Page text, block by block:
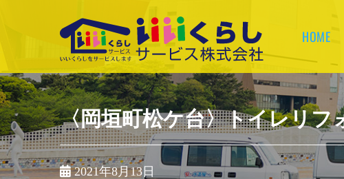
いいくらしサービ
ス株式会社
HOME
〈岡垣町松ケ台〉トイレリ
2021年8月13日